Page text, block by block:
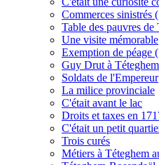
Commerces sinistrés
Table des pauvres de
Une visite mémorable
Exemption de péage
Guy Drut à Téteghem
Soldats de l'Empereur
La milice provinciale
C'était avant le lac
Droits et taxes en
C'était un petit
Trois curés
Métiers à Téteghem